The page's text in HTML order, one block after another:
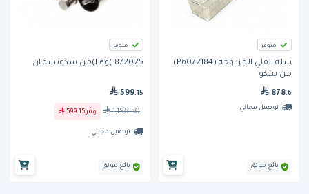
متوفر
سلة القلي المزدوجة (P6072184)
من بيتكو
878.6
توصيل مجاني
بائع موثق
متوفر
Leg( 872025)من سكوتسمان
599.15
1,198.30 وفّر 599.15
توصيل مجاني
بائع موثق